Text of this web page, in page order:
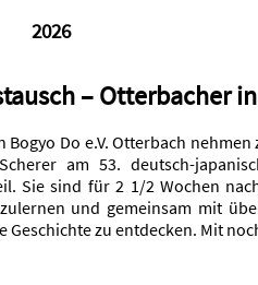
2026
– Otterbacher
Bogyo Do e.V. Otterbach
am 53. deutsch-
Sie sind für 2 1/2 Wochen
und gemeinsam mit
Geschichte zu entdecken. Mit